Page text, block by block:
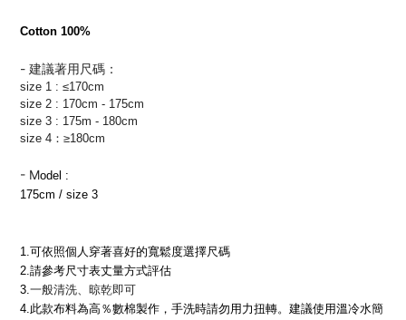
Cotton 100%
- 建議著用尺碼：
size 1 : ≤170cm
size 2 : 170cm - 175cm
size 3 : 175m - 180cm
size 4：≥180cm
- Model :
175cm / size 3
1.可依照個人穿著喜好的寬鬆度選擇尺碼
2.請參考尺寸表丈量方式評估
3.一般清洗、晾乾即可
4.此款布料為高％數棉製作，手洗時請勿用力扭轉。建議使用溫冷水簡